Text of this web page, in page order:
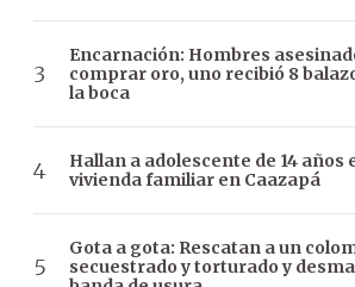
Encarnación: Hombres
comprar oro, uno recibió 8
la boca
Hallan a adolescente de 14
vivienda familiar en Caazapá
Gota a gota: Rescatan a un
secuestrado y torturado y